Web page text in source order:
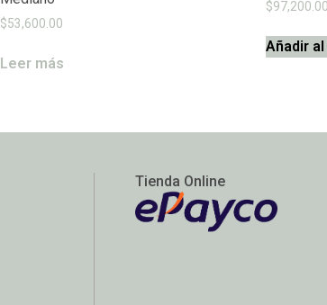
$53,600.00
Leer más
$97,200.00
Añadir
Tienda Online